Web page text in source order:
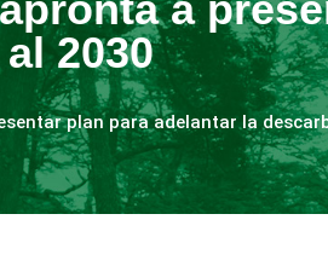
2030
plan para adelantar la